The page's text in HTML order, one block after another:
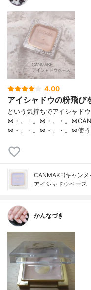
4.00
アイシャドウの粉飛び
という気持ちでアイシャド
⋈・。・。⋈・。・。
⋈・。・。⋈・。・。⋈使
CANMAKE(キャンメ
アイシャドウベース
かんなづき